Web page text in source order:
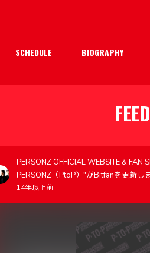
SCHEDULE BIOGRAPHY
FEED
PERSONZ OFFICIAL WEBSITE & FAN
PERSONZ（PtoP）"がBitfanを更新し
14年以上前